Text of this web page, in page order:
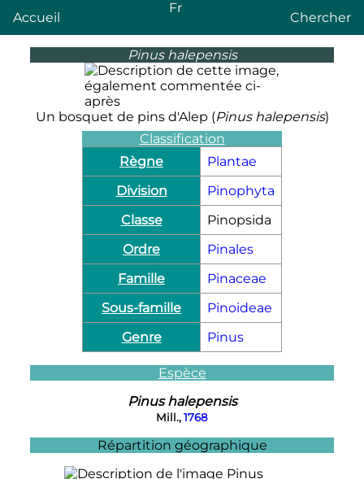
Accueil
Fr
Chercher
Pinus halepensis
Un bosquet de pins d'Alep (Pinus halepensis)
Classification
Règne
Plantae
Division
Pinophyta
Classe
Pinopsida
Ordre
Pinales
Famille
Pinaceae
Sous-famille
Pinoideae
Genre
Pinus
Espèce
Pinus halepensis
Mill.,1768
Répartition géographique